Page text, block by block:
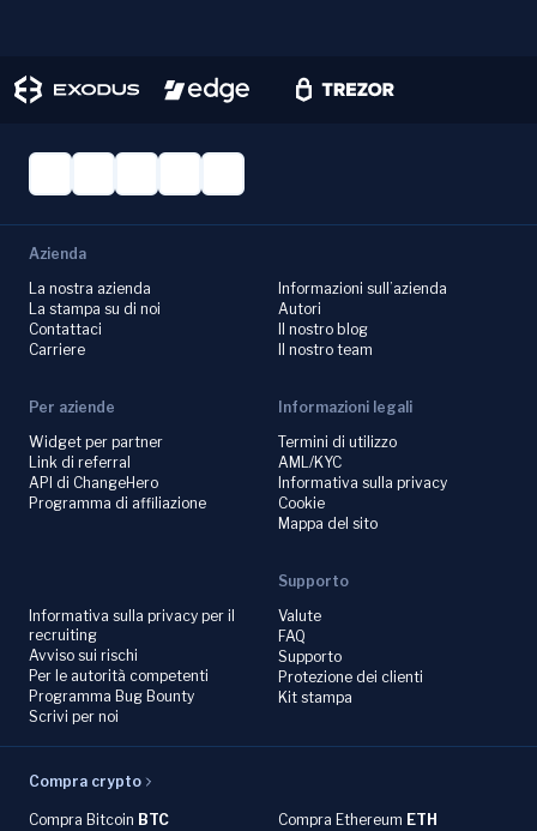
Azienda
La nostra azienda
La stampa su di noi
Contattaci
Carriere
Informazioni sull’azienda
Autori
Il nostro blog
Il nostro team
Per aziende
Widget per partner
Link di referral
API di ChangeHero
Programma di affiliazione
Informazioni legali
Termini di utilizzo
AML/KYC
Informativa sulla privacy
Cookie
Mappa del sito
Informativa sulla privacy per il
recruiting
Avviso sui rischi
Per le autorità competenti
Programma Bug Bounty
Scrivi per noi
Supporto
Valute
FAQ
Supporto
Protezione dei clienti
Kit stampa
Compra crypto
Compra Bitcoin BTC Compra Ethereum ETH